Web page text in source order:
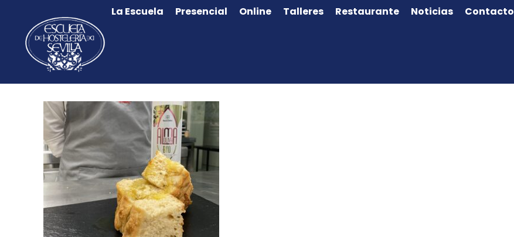
La Escuela Presencial Online Talleres Restaurante Noticias Contacto